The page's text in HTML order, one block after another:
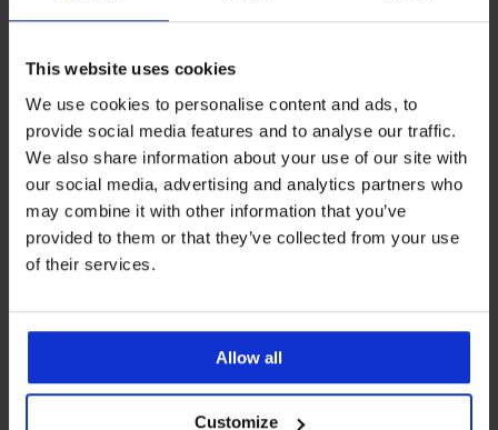
This website uses cookies
We use cookies to personalise content and ads, to
provide social media features and to analyse our traffic.
We also share information about your use of our site with
our social media, advertising and analytics partners who
may combine it with other information that you’ve
provided to them or that they’ve collected from your use
of their services.
Allow all
Customize
-20%
čipkaste
-50%
Bralette
LIMITED LIMITED